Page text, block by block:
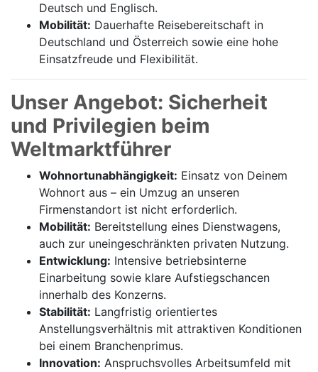
Deutsch und Englisch.
Mobilität: Dauerhafte Reisebereitschaft in
Deutschland und Österreich sowie eine hohe
Einsatzfreude und Flexibilität.
Unser Angebot: Sicherheit
und Privilegien beim
Weltmarktführer
Wohnortunabhängigkeit: Einsatz von Deinem
Wohnort aus – ein Umzug an unseren
Firmenstandort ist nicht erforderlich.
Mobilität: Bereitstellung eines Dienstwagens,
auch zur uneingeschränkten privaten Nutzung.
Entwicklung: Intensive betriebsinterne
Einarbeitung sowie klare Aufstiegschancen
innerhalb des Konzerns.
Stabilität: Langfristig orientiertes
Anstellungsverhältnis mit attraktiven Konditionen
bei einem Branchenprimus.
Innovation: Anspruchsvolles Arbeitsumfeld mit